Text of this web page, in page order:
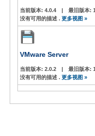
当前版本: 4.0.4 | 最旧版本:
没有可用的描述 . 更多视图 »
VMware Server
当前版本: 2.0.2 | 最旧版本:
没有可用的描述 . 更多视图 »